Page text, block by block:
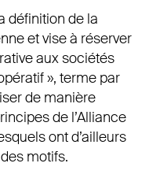
définition de la
et vise à réserver
aux sociétés
», terme par
de manière
de l’Alliance
ont d’ailleurs
motifs.